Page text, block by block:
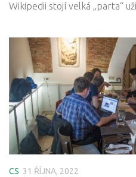
Wikipedii stojí velká „parta“
CS 31 ŘÍJNA, 2022